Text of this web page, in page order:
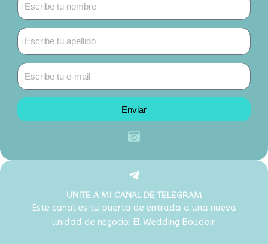
Apellido
Email
Enviar
UNITE A MI CANAL DE TELEGRAM
Este canal es tu puerta de entrada a una nueva
unidad de negocio: El Wedding Boudoir.